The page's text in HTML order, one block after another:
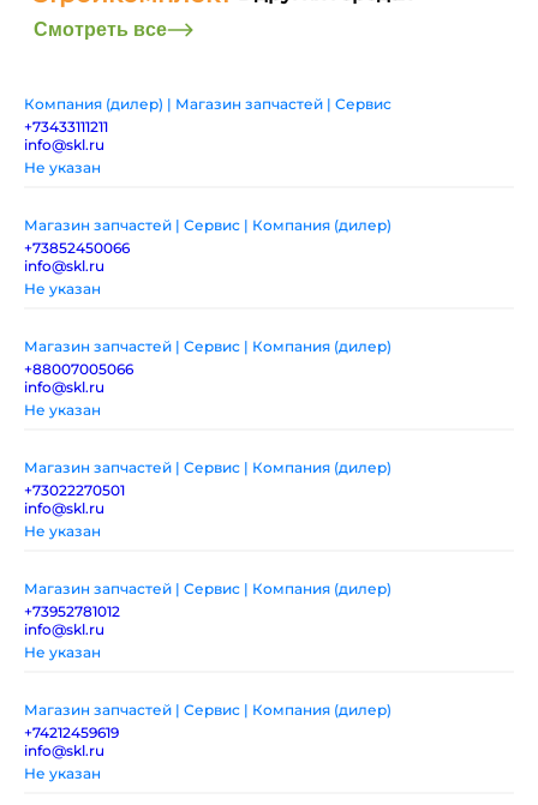
Смотреть все
Компания (дилер) | Магазин запчастей | Сервис
+73433111211
info@skl.ru
Не указан
Магазин запчастей | Сервис | Компания (дилер)
+73852450066
info@skl.ru
Не указан
Магазин запчастей | Сервис | Компания (дилер)
+88007005066
info@skl.ru
Не указан
Магазин запчастей | Сервис | Компания (дилер)
+73022270501
info@skl.ru
Не указан
Магазин запчастей | Сервис | Компания (дилер)
+73952781012
info@skl.ru
Не указан
Магазин запчастей | Сервис | Компания (дилер)
+74212459619
info@skl.ru
Не указан